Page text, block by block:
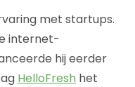
met startups.
internet-
hij eerder
HelloFresh het